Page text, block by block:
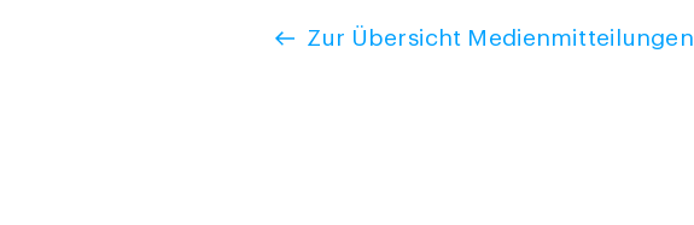
Zur Übersicht Medienmitteilungen